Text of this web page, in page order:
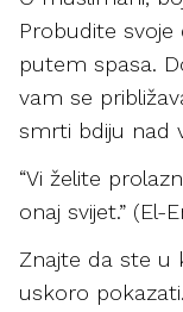
Probudite
putem spasa.
vam se
smrti bdiju nad
“Vi želite
onaj svijet.” (El-
Znajte da ste u
uskoro